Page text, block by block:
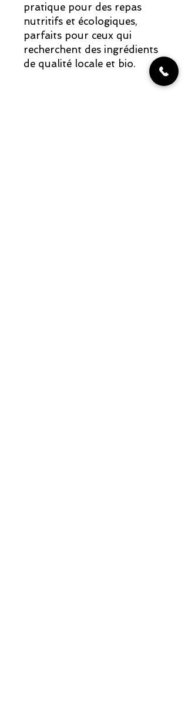
pratique pour des repas
nutritifs et écologiques,
parfaits pour ceux qui
recherchent des ingrédients
de qualité locale et bio.